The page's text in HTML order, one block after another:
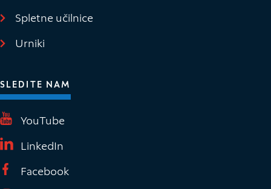
Spletne učilnice
Urniki
SLEDITE NAM
YouTube
LinkedIn
Facebook